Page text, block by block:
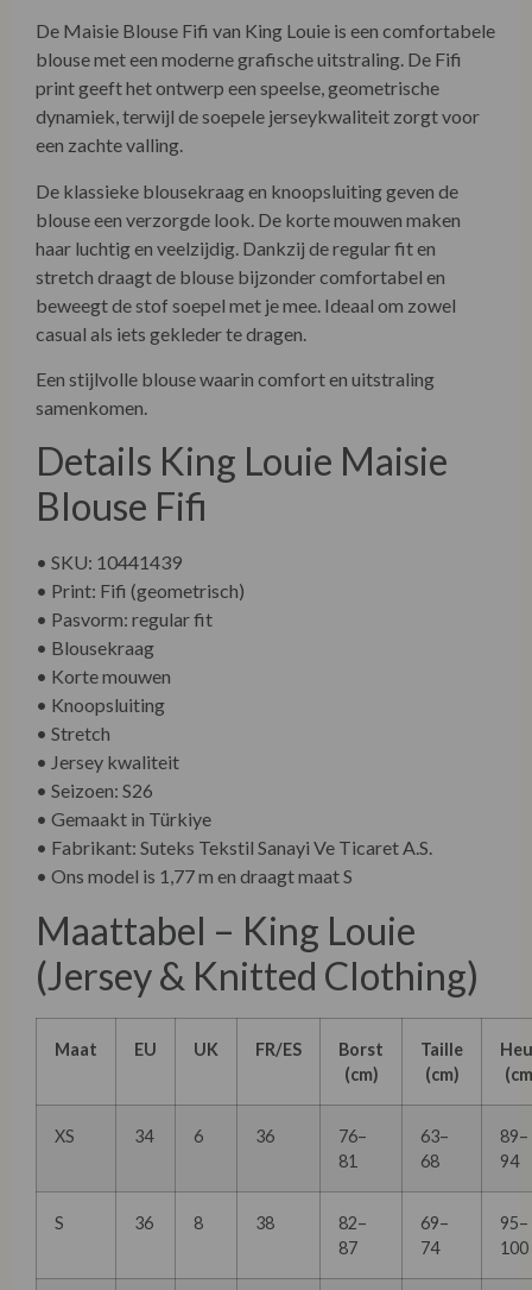
De Maisie Blouse Fifi van King Louie is een comfortabele
blouse met een moderne grafische uitstraling. De Fifi
print geeft het ontwerp een speelse, geometrische
dynamiek, terwijl de soepele jerseykwaliteit zorgt voor
een zachte valling.
De klassieke blousekraag en knoopsluiting geven de
blouse een verzorgde look. De korte mouwen maken
haar luchtig en veelzijdig. Dankzij de regular fit en
stretch draagt de blouse bijzonder comfortabel en
beweegt de stof soepel met je mee. Ideaal om zowel
casual als iets gekleder te dragen.
Een stijlvolle blouse waarin comfort en uitstraling
samenkomen.
Details King Louie Maisie
Blouse Fifi
• SKU: 10441439
• Print: Fifi (geometrisch)
• Pasvorm: regular fit
• Blousekraag
• Korte mouwen
• Knoopsluiting
• Stretch
• Jersey kwaliteit
• Seizoen: S26
• Gemaakt in Türkiye
• Fabrikant: Suteks Tekstil Sanayi Ve Ticaret A.S.
• Ons model is 1,77 m en draagt maat S
Maattabel – King Louie
(Jersey & Knitted Clothing)
Maat EU UK FR/ES
Borst
(cm)
Taille
(cm)
XS 34 6 36
76–
81
63–
68
89–
94
S 36 8 38
82–
87
69–
74
95–
100